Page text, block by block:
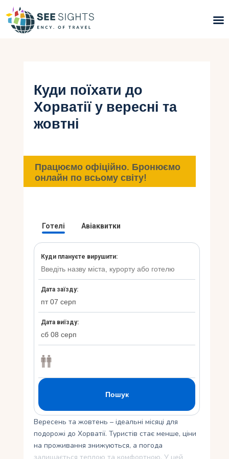
Гарячі тури
Типи Турів
Країни
Інфо
Блог
Куди поїхати до
Хорватії у вересні та
жовтні
Працюємо офіційно. Бронюємо
онлайн по всьому світу!
Вересень та жовтень – ідеальні місяці для
подорожі до Хорватії. Туристів стає менше, ціни
на проживання знижуються, а погода